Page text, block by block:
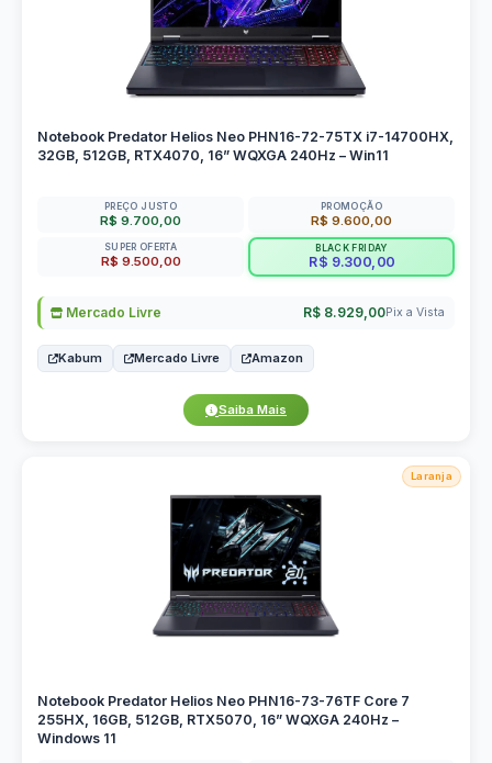
Notebook Predator Helios Neo PHN16-72-75TX i7-14700HX,
32GB, 512GB, RTX4070, 16” WQXGA 240Hz – Win11
PREÇO JUSTO
R$ 9.700,00
PROMOÇÃO
R$ 9.600,00
SUPER OFERTA
R$ 9.500,00
BLACK FRIDAY
R$ 9.300,00
Mercado Livre R$ 8.929,00Pix a Vista
Kabum Mercado Livre Amazon
Saiba Mais
Laranja
Notebook Predator Helios Neo PHN16-73-76TF Core 7
255HX, 16GB, 512GB, RTX5070, 16” WQXGA 240Hz –
Windows 11